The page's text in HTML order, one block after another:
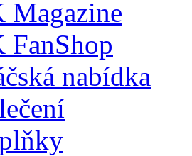
Magazine
FanShop
nabídka